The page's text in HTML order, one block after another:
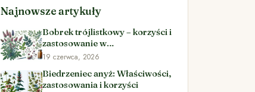
Najnowsze artykuły
Bobrek trójlistkowy – korzyści i
zastosowanie w
ziołolecznictwie
19 czerwca, 2026
Biedrzeniec anyż: Właściwości,
zastosowania i korzyści